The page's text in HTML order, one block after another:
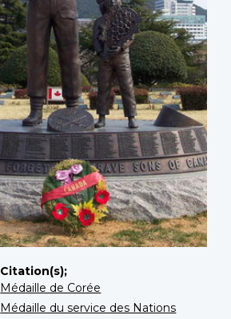
Citation(s);
Médaille de Corée
Médaille du service des Nations